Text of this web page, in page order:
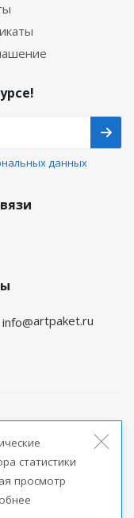
данных
info@artpaket.ru
статистики
просмотр